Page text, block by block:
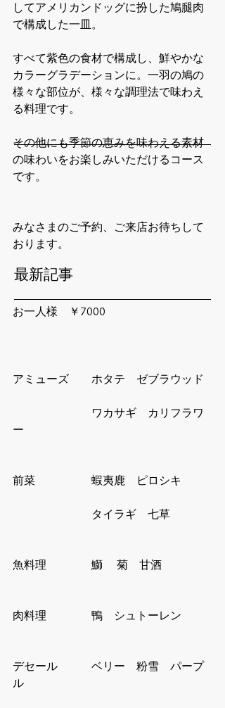
最新記事
してアメリカンドッグに扮した鳩腿肉
で構成した一皿。
すべて紫色の食材で構成し、鮮やかな
カラーグラデーションに。一羽の鳩の
様々な部位が、様々な調理法で味わえ
る料理です。
その他にも季節の恵みを味わえる素材
の味わいをお楽しみいただけるコース
です。
みなさまのご予約、ご来店お待ちして
おります。
お一人様　￥7000
アミューズ　　ホタテ　ゼブラウッド
ワカサギ　カリフラワ
ー
前菜　　　　　蝦夷鹿　ピロシキ
タイラギ　七草
魚料理　　　　鰤 　菊　甘酒
肉料理　　　　鴨　シュトーレン
デセール　　　ベリー　粉雪　パープ
ル